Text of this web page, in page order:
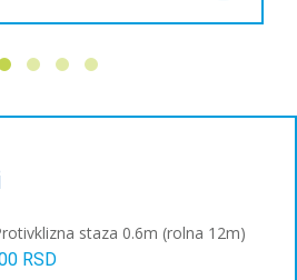
staza 0.6m (rolna 12m)
RSD